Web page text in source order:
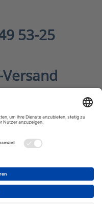
53-25
Versand
SSL
zzgl.Versandkosten
zu Politik, Geschichte,